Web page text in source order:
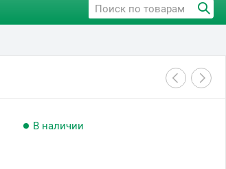
В наличии